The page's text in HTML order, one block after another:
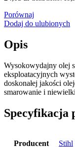
Porównaj
Dodaj do ulubionych
Opis
Wysokowydajny olej
eksploatacyjnych
doskonałej jakości
smarowanie i
Specyfikacja
Producent Stihl